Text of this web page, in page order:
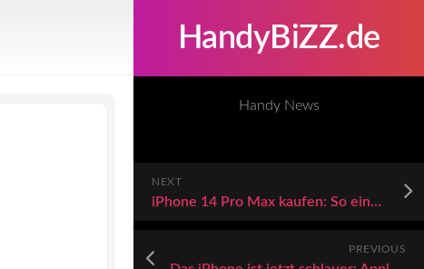
HandyBiZZ.de
Handy News
NEXT
iPhone 14 Pro Max kaufen: So einen guten Deal gab es lange nicht
PREVIOUS